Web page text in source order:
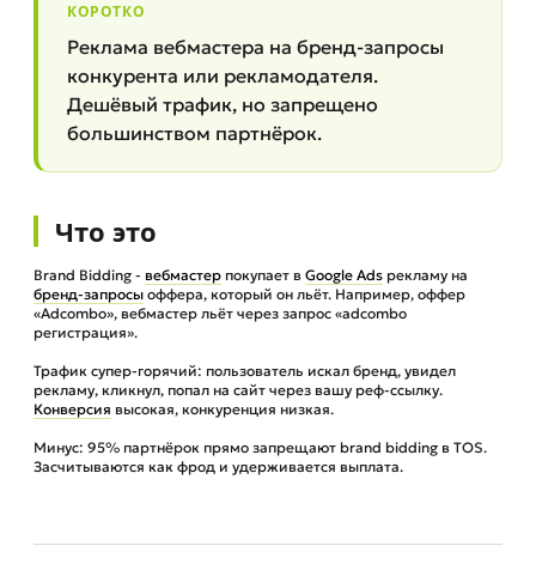
КОРОТКО
Реклама вебмастера на бренд-запросы
конкурента или рекламодателя.
Дешёвый трафик, но запрещено
большинством партнёрок.
Что это
Brand Bidding - вебмастер покупает в Google Ads рекламу на
бренд-запросы оффера, который он льёт. Например, оффер
«Adcombo», вебмастер льёт через запрос «adcombo
регистрация».
Трафик супер-горячий: пользователь искал бренд, увидел
рекламу, кликнул, попал на сайт через вашу реф-ссылку.
Конверсия высокая, конкуренция низкая.
Минус: 95% партнёрок прямо запрещают brand bidding в TOS.
Засчитываются как фрод и удерживается выплата.